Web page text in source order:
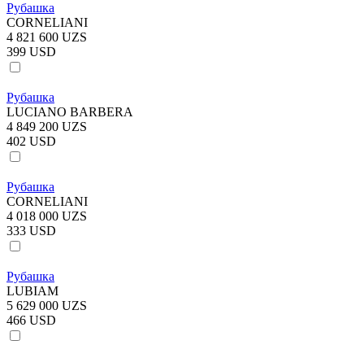
Рубашка
CORNELIANI
4 821 600 UZS
399 USD
Рубашка
LUCIANO BARBERA
4 849 200 UZS
402 USD
Рубашка
CORNELIANI
4 018 000 UZS
333 USD
Рубашка
LUBIAM
5 629 000 UZS
466 USD